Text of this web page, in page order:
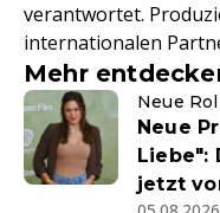
verantwortet.
internationalen
Mehr
Neue
Neue
Liebe":
jetzt